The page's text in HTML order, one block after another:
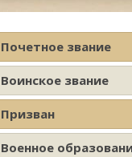
Почетное звание
Воинское звание
Призван
Военное